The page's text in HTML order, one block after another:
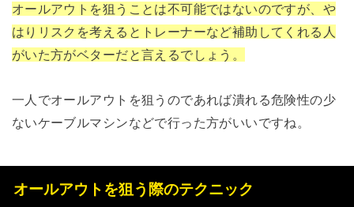
オールアウトを狙うことは不可能ではないのですが、や
はりリスクを考えるとトレーナーなど補助してくれる人
がいた方がベターだと言えるでしょう。
一人でオールアウトを狙うのであれば潰れる危険性の少
ないケーブルマシンなどで行った方がいいですね。
オールアウトを狙う際のテクニック